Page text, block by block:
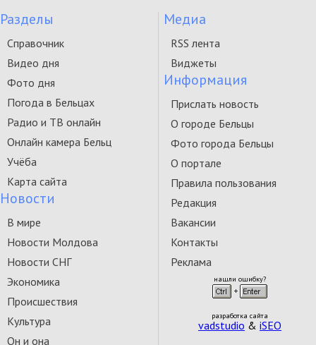
Разделы
Справочник
Видео дня
Фото дня
Погода в Бельцах
Радио и ТВ онлайн
Онлайн камера Бельц
Учёба
Карта сайта
Новости
В мире
Новости Молдова
Новости СНГ
Экономика
Происшествия
Культура
Он и она
Медиа
RSS лента
Виджеты
Информация
Прислать новость
О городе Бельцы
Фото города Бельцы
О портале
Правила пользования
Редакция
Вакансии
Контакты
Реклама
нашли ошибку?
разработка сайта
vadstudio & iSEO